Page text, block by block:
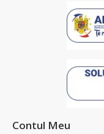
Contul Meu